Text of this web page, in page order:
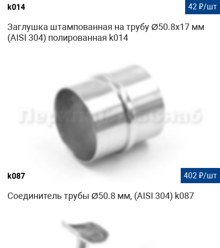
k014 42 ₽/шт
Заглушка штампованная на трубу Ø50.8х17 мм
(AISI 304) полированная k014
k087 402 ₽/шт
Соединитель трубы Ø50.8 мм, (AISI 304) k087